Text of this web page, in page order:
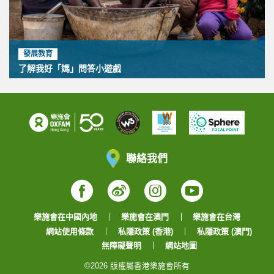
發展教育
了解我好「媽」問答小遊戲
聯絡我們
Facebook
WeiboInstagram
YouTube
樂施會在中國內地 樂施會在澳門
樂施會在台灣
網站使用條款
私隱政策 (香港)
私隱政策 (澳門)
無障礙聲明
網站地圖
©2026 版權屬香港樂施會所有